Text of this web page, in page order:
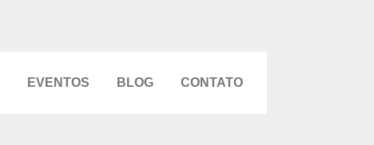
EVENTOS BLOG CONTATO